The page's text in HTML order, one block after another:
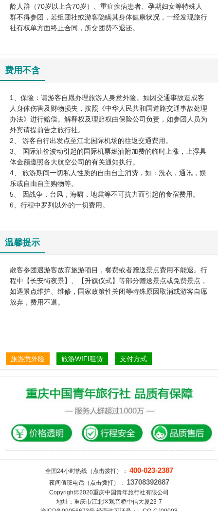
龄人群（70岁以上含70岁）、重症疾病患者、孕期妇女等特殊人
群不得参团，若组团社或游客隐瞒其身体健康状况，一经发现旅行
社有权单方面终止合同，所交团费不退还。
费用不含
1、保险：请游客自愿办理旅游人身意外险。如因交通事故造成客
人身体伤害及财物损失，按照《中华人民共和国道路交通事故处理
办法》进行赔偿。解释权及理赔权由保险公司负责，如参团人员为
外宾请提前告之旅行社。
2、 游客自行出发点至江北国际机场的往返交通费用。
3、 国际油价波动引起的国际机票燃油附加费的临时上涨，上浮具
体金额遵照各大航空公司的有关通知执行。
4、 旅游期间一切私人性质的自由自主消费，如：洗衣，通讯，娱
乐或自由自主购物等。
5、 因战争，台风，海啸，地震等不可抗力而引起的食宿费用。
6、行程中罗列以外的一切费用。
温馨提示
散客参团遇游客放弃旅游项目，餐费或者赠送景点费用不能退。行
程中【长安街夜景】、【升旗仪式】等部分赠送景点或免费景点，
如遇景点维护、维修，国家政策性关闭等特殊原因取消或游客自愿
放弃，费用不退。
旅游意外险 旅游WIFI租赁 支付方式
全国24小时热线（点击拨打）： 400-023-2387
夜间值班电话（点击拨打）： 13708392687
Copyright©2020重庆中国青年旅行社有限公司
地址：重庆市江北区观音桥中信大厦23-7